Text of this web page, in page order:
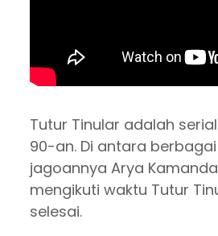
Tutur Tinular adalah
90-an. Di antara
jagoannya Arya
mengikuti waktu Tutur
selesai.